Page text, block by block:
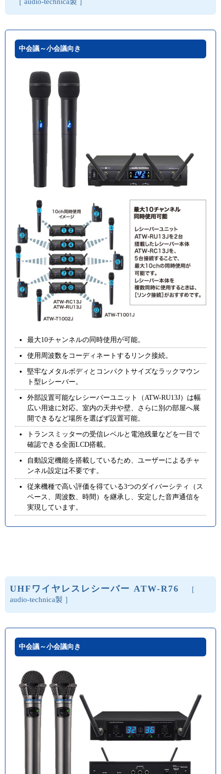
中会議～小会議向き
最大10チャンネルの同時使用が可能。
使用周波数をコーディネートするリンク接続。
堅牢なメタルボディとコンパクトサイズなラックマウン
ト型レシーバー。
外部設置可能なレシーバーユニット（ATW-RU13J）は幅
広い用途に対応。室内の天井や壁、さらに別の部屋へ展
開できるなど場所を選ばず設置可能。
トランスミッターの受信レベルと電池残量などを一目で
確認できる全面LCD搭載。
自動設定機能を搭載しているため、ユーザーによるチャ
ンネル設定は不要です。
従来機種で高い評価を得ている3つのダイバーシティ（ス
ペース、周波数、時間）を継承し、安定した音声通信を
実現しています。
UHFワイヤレスレシーバー ATW-R76
［
audio-technica製 ］
中会議～小会議向き